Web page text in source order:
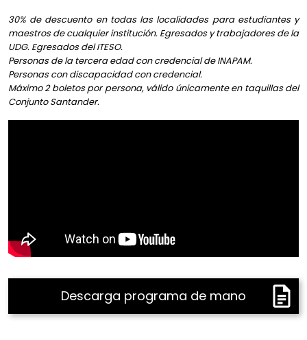
Compra los 5 (cinco) programas de la Orquesta
Filarmónica de Jalisco Segunda Temporada 2026 y
obtén un 30% de descuentoAQUÍ
30% de descuento en todas las localidades para estudiantes y
maestros de cualquier institución. Egresados y trabajadores de la
UDG. Egresados del ITESO.
Personas de la tercera edad con credencial de INAPAM.
Personas con discapacidad con credencial.
Máximo 2 boletos por persona, válido únicamente en taquillas del
Conjunto Santander.
Descarga programa de mano